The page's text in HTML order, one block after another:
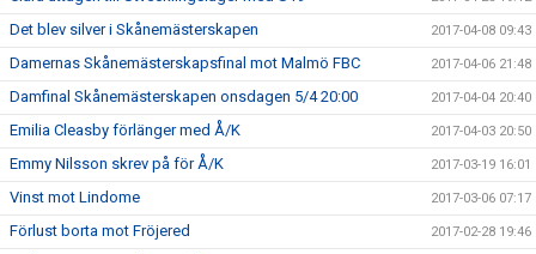
Det blev silver i Skånemästerskapen 2017-04-08 09:43
Damernas Skånemästerskapsfinal mot Malmö FBC 2017-04-06 21:48
Damfinal Skånemästerskapen onsdagen 5/4 20:00 2017-04-04 20:40
Emilia Cleasby förlänger med Å/K 2017-04-03 20:50
Emmy Nilsson skrev på för Å/K 2017-03-19 16:01
Vinst mot Lindome 2017-03-06 07:17
Förlust borta mot Fröjered 2017-02-28 19:46